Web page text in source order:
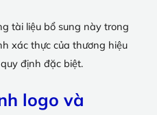
tài liệu bổ sung này trong
xác thực của thương hiệu
định đặc biệt.
logo và